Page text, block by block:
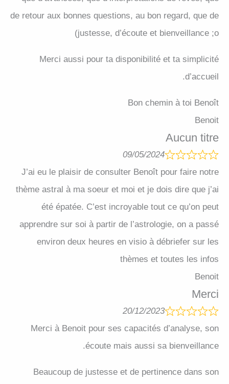
de retour aux bonnes questions, au bon regard, que de
justesse, d’écoute et bienveillance ;o)
Merci aussi pour ta disponibilité et ta simplicité
d’accueil.
Bon chemin à toi Benoît
Benoit
Aucun titre
09/05/2024
J’ai eu le plaisir de consulter Benoît pour faire notre
thème astral à ma soeur et moi et je dois dire que j’ai
été épatée. C’est incroyable tout ce qu’on peut
apprendre sur soi à partir de l’astrologie, on a passé
environ deux heures en visio à débriefer sur les
thèmes et toutes les infos
Benoit
Merci
20/12/2023
Merci à Benoit pour ses capacités d’analyse, son
écoute mais aussi sa bienveillance.
Beaucoup de justesse et de pertinence dans son